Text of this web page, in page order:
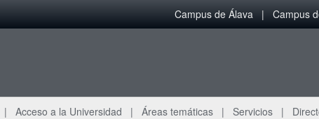
Campus de Álava Campus
Acceso a la Universidad Áreas temáticas Servicios